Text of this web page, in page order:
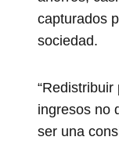
capturados
sociedad.
ingresos no
ser una